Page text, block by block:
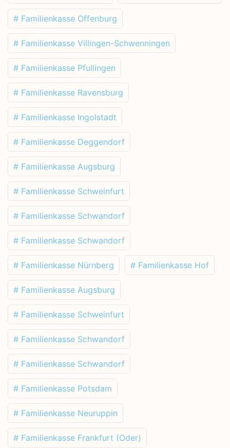
# Familienkasse Offenburg
# Familienkasse Villingen-Schwenningen
# Familienkasse Pfullingen
# Familienkasse Ravensburg
# Familienkasse Ingolstadt
# Familienkasse Deggendorf
# Familienkasse Augsburg
# Familienkasse Schweinfurt
# Familienkasse Schwandorf
# Familienkasse Schwandorf
# Familienkasse Nürnberg # Familienkasse Hof
# Familienkasse Augsburg
# Familienkasse Schweinfurt
# Familienkasse Schwandorf
# Familienkasse Schwandorf
# Familienkasse Potsdam
# Familienkasse Neuruppin
# Familienkasse Frankfurt (Oder)